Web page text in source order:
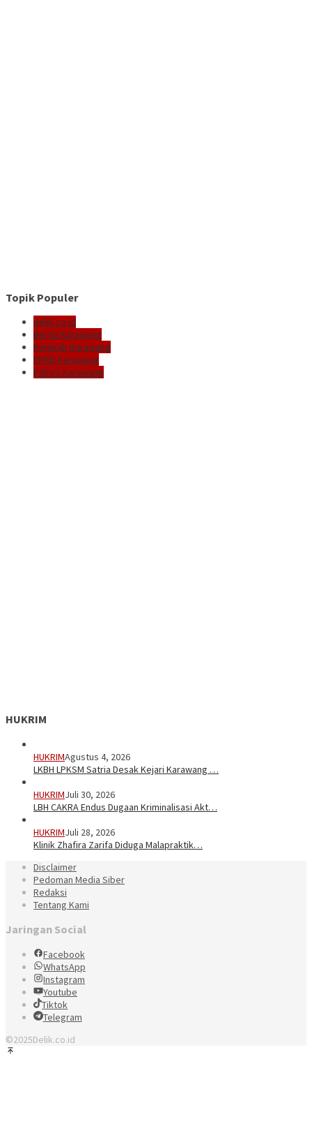
Topik Populer
delik.co.id
Berita Karawang
Pemkab Karawang
DPRD Karawang
Polres Karawang
HUKRIM
HUKRIMAgustus 4, 2026
LKBH LPKSM Satria Desak Kejari Karawang …
HUKRIMJuli 30, 2026
LBH CAKRA Endus Dugaan Kriminalisasi Akt…
HUKRIMJuli 28, 2026
Klinik Zhafira Zarifa Diduga Malapraktik…
Disclaimer
Pedoman Media Siber
Redaksi
Tentang Kami
Jaringan Social
Facebook
WhatsApp
Instagram
Youtube
Tiktok
Telegram
©2025Delik.co.id